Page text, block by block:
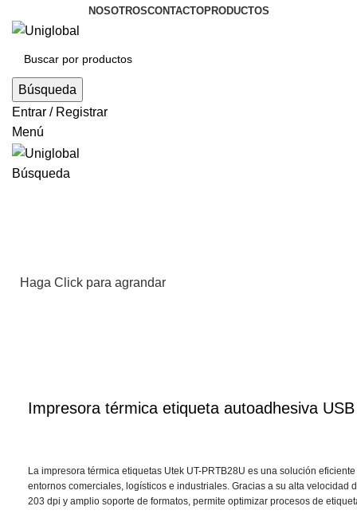
NOSOTROSCONTACTOPRODUCTOS
Búsqueda
Entrar / Registrar
Menú
Búsqueda
Haga Click para agrandar
Impresora térmica etiqueta autoadhesiva
La impresora térmica etiquetas Utek UT-PRTB28U es una solución
entornos comerciales, logísticos e industriales. Gracias a su alta velocidad
203 dpi y amplio soporte de formatos, permite optimizar procesos de